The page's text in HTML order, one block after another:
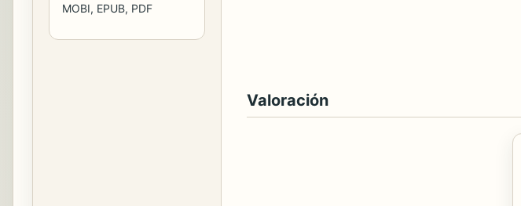
MOBI, EPUB, PDF
Valoración